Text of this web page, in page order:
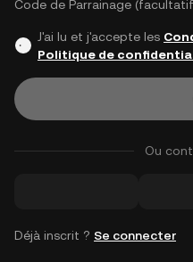
Code de Parrainage
J'ai lu et j'accepte les
Politique de
Ou
Déjà inscrit ? Se connecter